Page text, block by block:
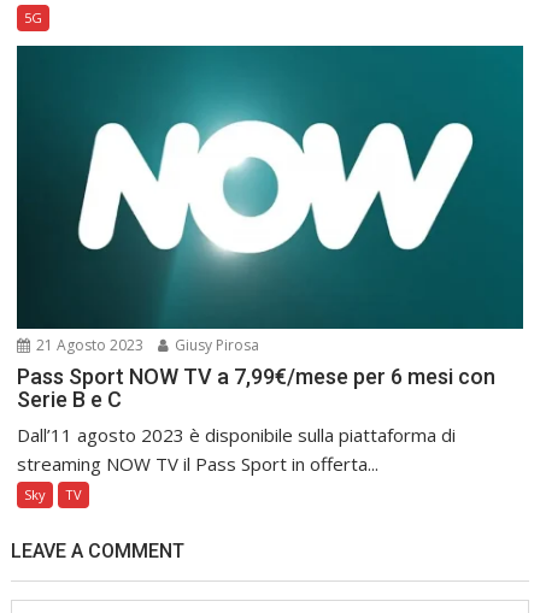
5G
21 Agosto 2023 Giusy Pirosa
Pass Sport NOW TV a 7,99€/mese per 6 mesi con
Serie B e C
Dall’11 agosto 2023 è disponibile sulla piattaforma di
streaming NOW TV il Pass Sport in offerta...
Sky TV
LEAVE A COMMENT